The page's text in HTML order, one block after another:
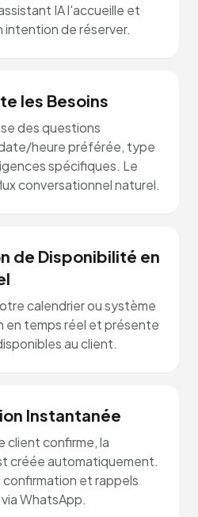
IA l'accueille et
intention de réserver.
les Besoins
des questions
heure préférée, type
spécifiques. Le
conversationnel naturel.
de Disponibilité en
calendrier ou système
en temps réel et présente
au client.
Instantanée
client confirme, la
créée automatiquement.
confirmation et rappels
WhatsApp.